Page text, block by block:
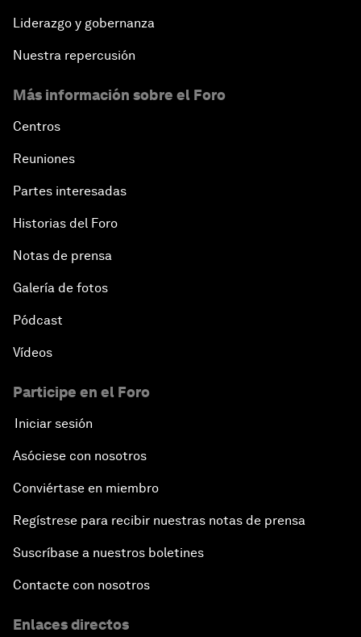
Liderazgo y gobernanza
Nuestra repercusión
Más información sobre el Foro
Centros
Reuniones
Partes interesadas
Historias del Foro
Notas de prensa
Galería de fotos
Pódcast
Vídeos
Participe en el Foro
Iniciar sesión
Asóciese con nosotros
Conviértase en miembro
Regístrese para recibir nuestras notas de prensa
Suscríbase a nuestros boletines
Contacte con nosotros
Enlaces directos